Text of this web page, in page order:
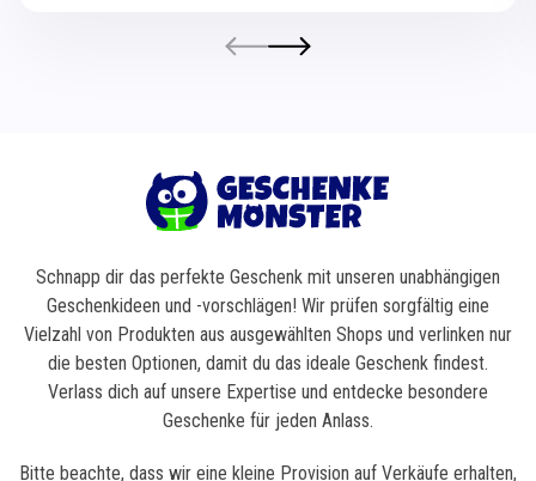
Schnapp dir das perfekte Geschenk mit unseren unabhängigen
Geschenkideen und -vorschlägen! Wir prüfen sorgfältig eine
Vielzahl von Produkten aus ausgewählten Shops und verlinken nur
die besten Optionen, damit du das ideale Geschenk findest.
Verlass dich auf unsere Expertise und entdecke besondere
Geschenke für jeden Anlass.
Bitte beachte, dass wir eine kleine Provision auf Verkäufe erhalten,